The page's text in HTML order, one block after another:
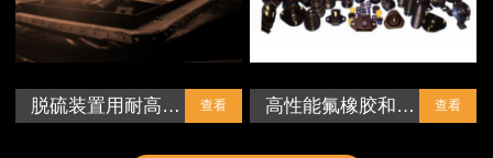
脱硫装置用耐高… 查看 高性能氟橡胶和… 查看